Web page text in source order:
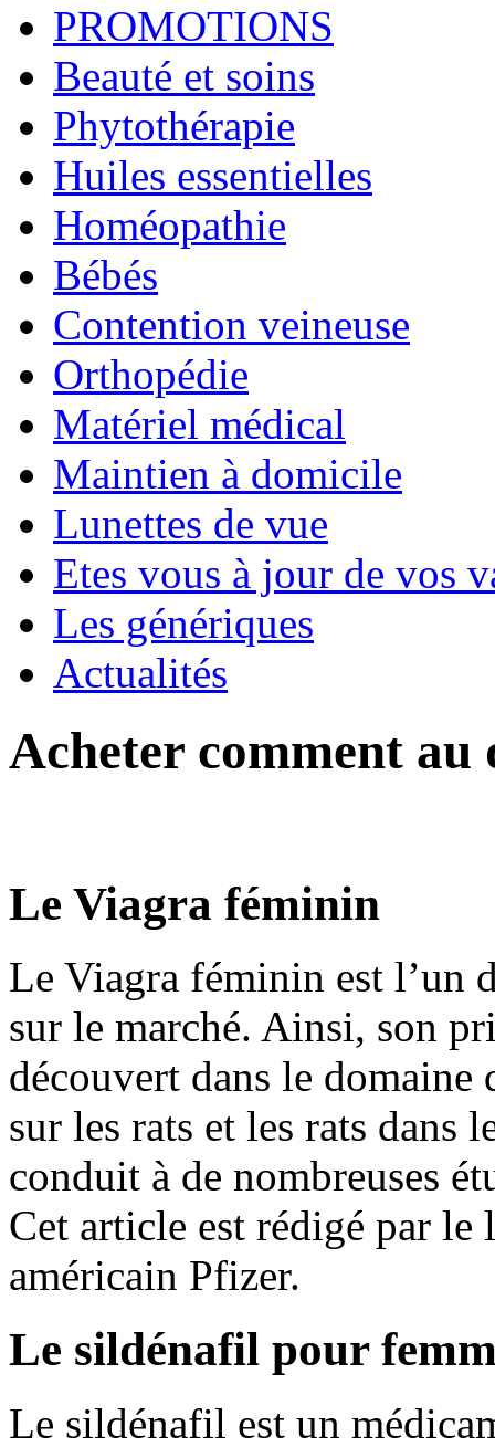
PROMOTIONS
Beauté et soins
Phytothérapie
Huiles essentielles
Homéopathie
Bébés
Contention veineuse
Orthopédie
Matériel médical
Maintien à domicile
Lunettes de vue
Etes vous à jour de vos
Les génériques
Actualités
Acheter comment au
Le Viagra féminin
Le Viagra féminin est l’un
sur le marché. Ainsi, son
découvert dans le domaine
sur les rats et les rats dans
conduit à de nombreuses
Cet article est rédigé par le
américain Pfizer.
Le sildénafil pour
Le sildénafil est un